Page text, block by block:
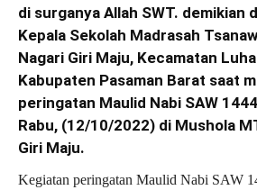
di surganya Allah SWT. demikian
Kepala Sekolah Madrasah
Nagari Giri Maju, Kecamatan
Kabupaten Pasaman Barat saat
peringatan Maulid Nabi SAW
Rabu, (12/10/2022) di Mushola
Giri Maju.
Kegiatan peringatan Maulid Nabi SAW